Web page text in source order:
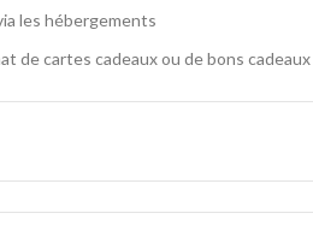
les hébergements
de cartes cadeaux ou de bons cadeaux
le vol, la destruction, ou le